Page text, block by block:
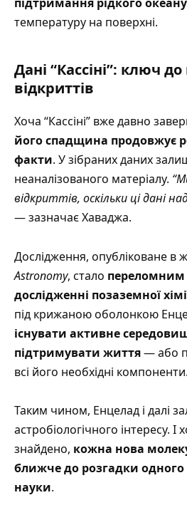
температуру на поверхні.
Дані “Кассіні”: ключ
відкриттів
Хоча “Кассіні” вже давно
його спадщина продовжує
факти. У зібраних даних
неаналізованого матеріалу.
відкриттів, оскільки ці дані
— зазначає Хаваджа.
Дослідження, опубліковане в
Astronomy, стало
дослідженні позаземної
під крижаною оболонкою
існувати активне
підтримувати життя— або
всі його необхідні компоненти.
Таким чином, Енцелад і далі
астробіологічного інтересу.
знайдено, кожна нова
ближче до розгадки
науки.